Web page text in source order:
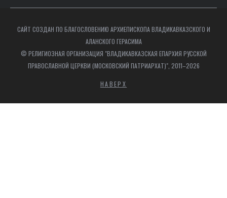
САЙТ СОЗДАН ПО БЛАГОСЛОВЕНИЮ АРХИЕПИСКОПА ВЛАДИКАВКАЗСКОГО И
АЛАНСКОГО ГЕРАСИМА
© РЕЛИГИОЗНАЯ ОРГАНИЗАЦИЯ "ВЛАДИКАВКАЗСКАЯ ЕПАРХИЯ РУССКОЙ
ПРАВОСЛАВНОЙ ЦЕРКВИ (МОСКОВСКИЙ ПАТРИАРХАТ)", 2011–2026
НАВЕРХ